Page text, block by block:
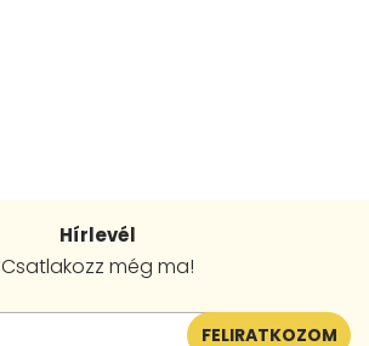
Hírlevél
Csatlakozz még ma!
FELIRATKOZOM